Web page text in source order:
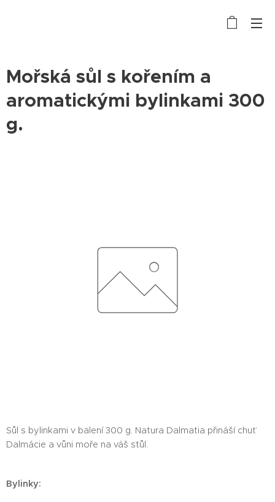
Mořská sůl s kořením a
aromatickými bylinkami 300
g.
Sůl s bylinkami v balení 300 g. Natura Dalmatia přináší chuť
Dalmácie a vůni moře na váš stůl.
Bylinky: